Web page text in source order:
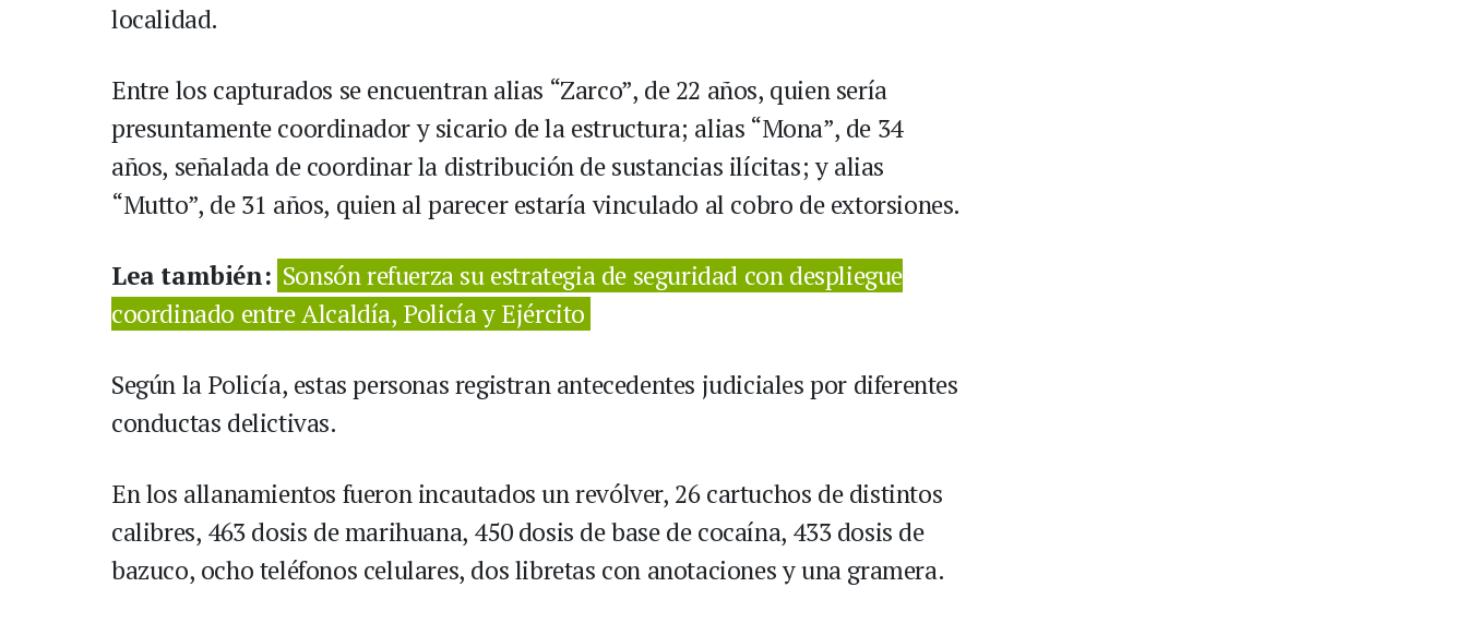
localidad.
Entre los capturados se encuentran alias “Zarco”, de 22 años, quien sería
presuntamente coordinador y sicario de la estructura; alias “Mona”, de 34
años, señalada de coordinar la distribución de sustancias ilícitas; y alias
“Mutto”, de 31 años, quien al parecer estaría vinculado al cobro de extorsiones.
Lea también: Sonsón refuerza su estrategia de seguridad con despliegue
coordinado entre Alcaldía, Policía y Ejército
Según la Policía, estas personas registran antecedentes judiciales por diferentes
conductas delictivas.
En los allanamientos fueron incautados un revólver, 26 cartuchos de distintos
calibres, 463 dosis de marihuana, 450 dosis de base de cocaína, 433 dosis de
bazuco, ocho teléfonos celulares, dos libretas con anotaciones y una gramera.